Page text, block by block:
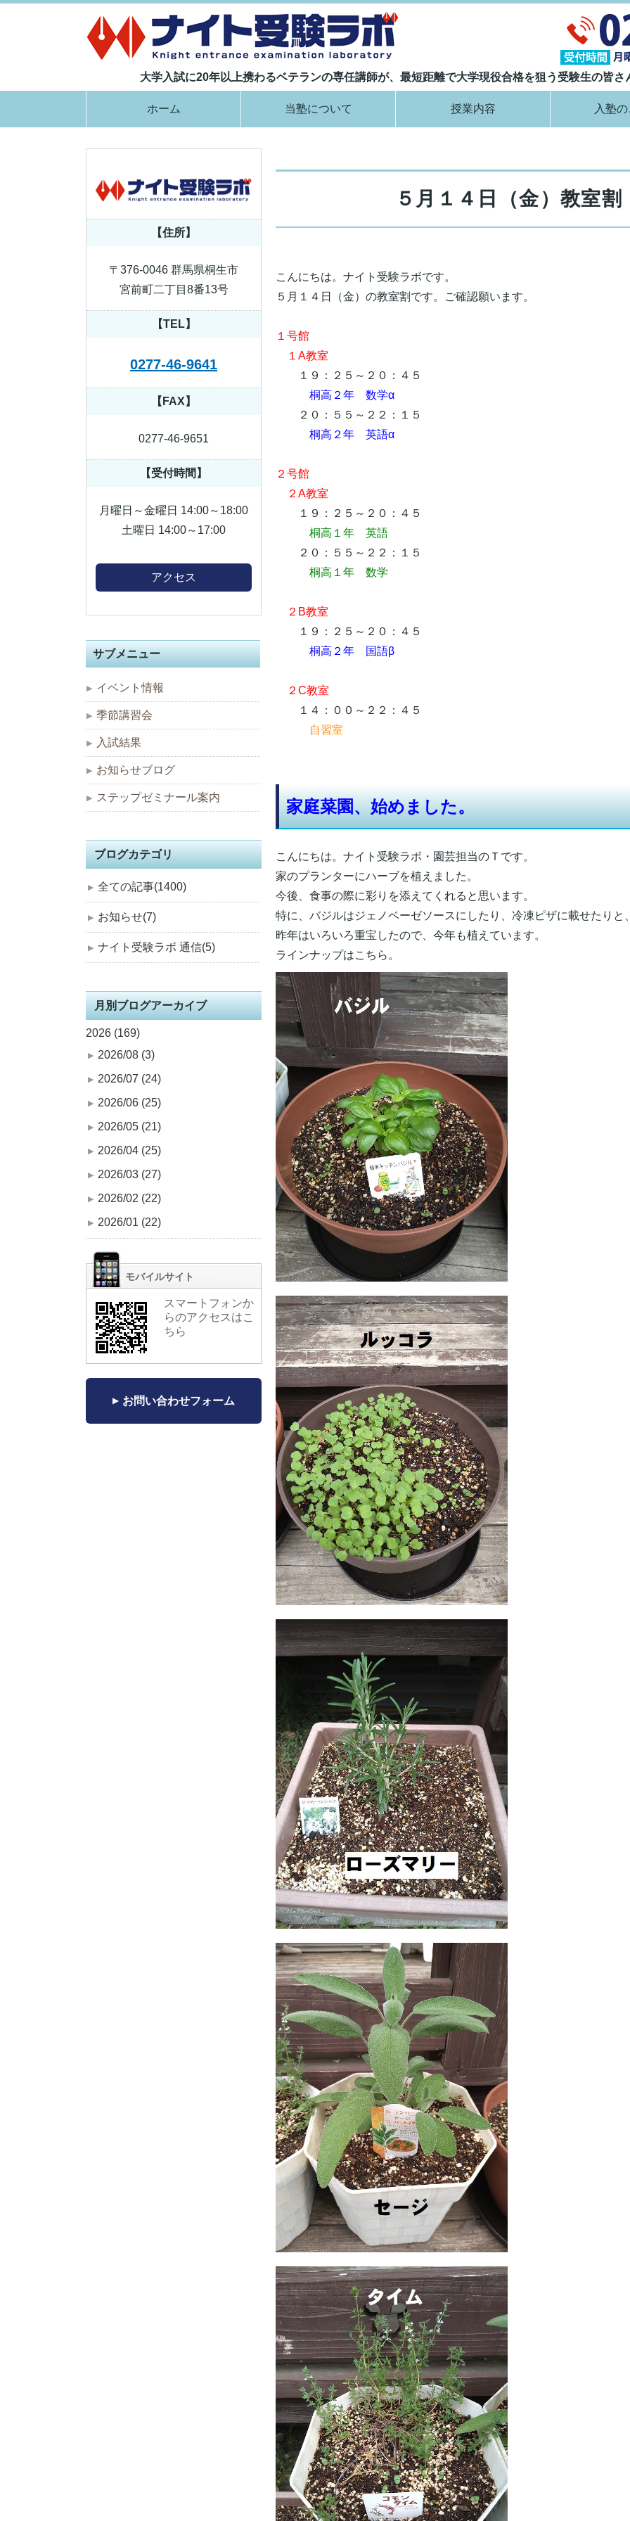
大学現役合格指導塾 ナイト受験ラボ
大学入試に20年以上携わるベテランの専任講師が、最短距離で大学現役合格を狙う受験生の皆
ホーム 当塾について 授業内容 入塾
５月１４日（金）教室
こんにちは。ナイト受験ラボです。
５月１４日（金）の教室割です。ご確認願います。
１号館
１A教室
１９：２５～２０：４５
桐高２年 数学α
２０：５５～２２：１５
桐高２年 英語α
２号館
２A教室
１９：２５～２０：４５
桐高１年 英語
２０：５５～２２：１５
桐高１年 数学
２B教室
１９：２５～２０：４５
桐高２年 国語β
２C教室
１４：００～２２：４５
自習室
家庭菜園、始めました。
こんにちは。ナイト受験ラボ・園芸担当のＴです。
家のプランターにハーブを植えました。
今後、食事の際に彩りを添えてくれると思います。
特に、バジルはジェノベーゼソースにしたり、冷凍ピザに載せたりと
昨年はいろいろ重宝したので、今年も植えています。
ラインナップはこちら。
【住所】
〒376-0046 群馬県桐生市
宮前町二丁目8番13号
【TEL】
0277-46-9641
【FAX】
0277-46-9651
【受付時間】
月曜日～金曜日 14:00～18:00
土曜日 14:00～17:00
アクセス
サブメニュー
イベント情報
季節講習会
入試結果
お知らせブログ
ステップゼミナール案内
ブログカテゴリ
全ての記事(1400)
お知らせ(7)
ナイト受験ラボ 通信(5)
月別ブログアーカイブ
2026 (169)
2026/08 (3)
2026/07 (24)
2026/06 (25)
2026/05 (21)
2026/04 (25)
2026/03 (27)
2026/02 (22)
2026/01 (22)
モバイルサイト
スマートフォンか
らのアクセスはこ
ちら
お問い合わせフォーム